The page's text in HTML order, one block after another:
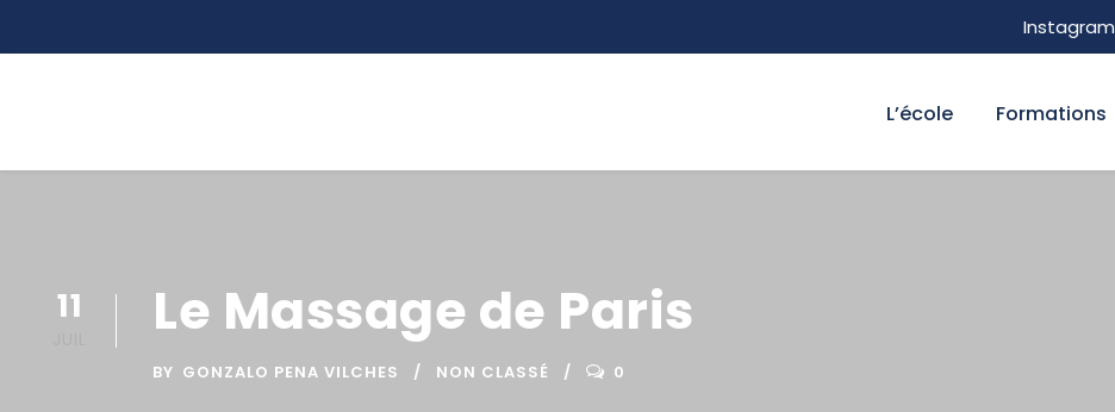
Instagram
L’école Formations
11 Le Massage de Paris
BY GONZALO PENA VILCHES NON CLASSÉ 0